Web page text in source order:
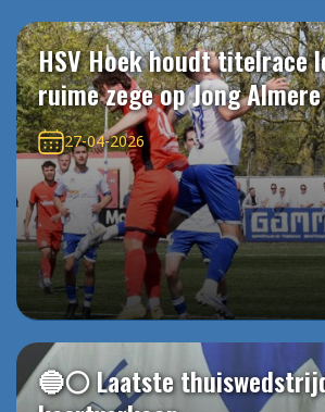
HSV Hoek houdt titelrace
ruime zege op Jong
27-04-2026
🔵⚪️ Laatste